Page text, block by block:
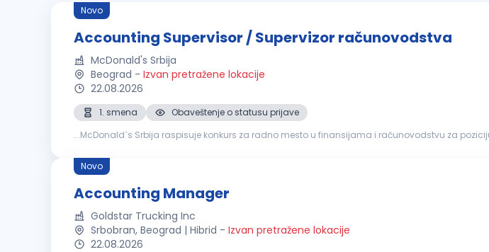
Novo
Accounting Supervisor / Supervizor računovodstva
McDonald's Srbija
Beograd - Izvan pretražene lokacije
22.08.2026
1. smena
Obaveštenje o statusu prijave
...McDonald`s Srbija raspisuje konkurs za radno mesto u finansijama i računovodstvu za
Novo
Accounting Manager
Goldstar Trucking Inc
Srbobran, Beograd | Hibrid - Izvan pretražene lokacije
22.08.2026